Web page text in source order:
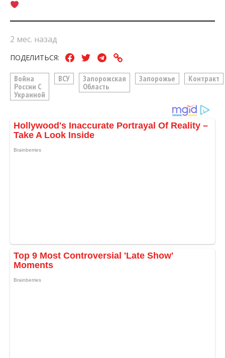
2 мес. назад
ПОДЕЛИТЬСЯ:
Война
России С
Украиной
ВСУ
Запорожская
Область
Запорожье Контракт